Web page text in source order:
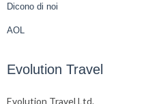
Dicono di noi
AOL
Evolution Travel
Evolution Travel Ltd.